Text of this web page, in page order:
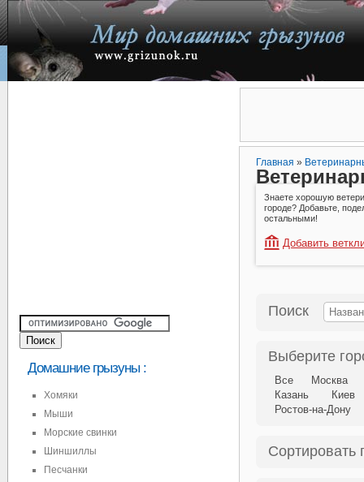
Домашние грызуны :
Хомяки
Мыши
Морские свинки
Шиншиллы
Песчанки
Главная »
Знаете хорошую
городе? Добавьте,
остальными!
Добавить
Поиск
Выберите
Все
Москва
Казань
Киев
Ростов-на-Дону
Сортировать